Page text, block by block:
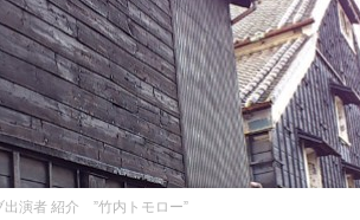
演者 紹介 ”竹内トモロー”